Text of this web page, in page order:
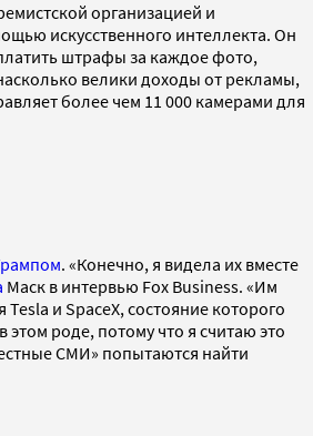
организацией и
искусственного интеллекта. Он
штрафы за каждое фото,
велики доходы от рекламы,
более чем 11 000 камерами для
. «Конечно, я видела их вместе
Маск в интервью Fox Business. «Им
и SpaceX, состояние которого
роде, потому что я считаю это
СМИ» попытаются найти